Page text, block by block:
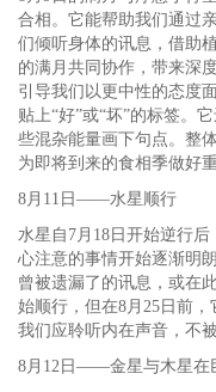
合相。它能帮助我们通过
们倾听身体的讯息，借助
的满月共同协作，带来深
引导我们以更中性的态度
贴上“好”或“坏”的标签。
些混杂能量画下句点。整
为即将到来的食相季做好
8月11日——水星顺行
水星自7月18日开始逆行
心注意的事情开始逐渐明
曾被遗漏了的讯息，或在
始顺行，但在8月25日前，
我们应聆听内在声音，不
8月12日——金星与木星在